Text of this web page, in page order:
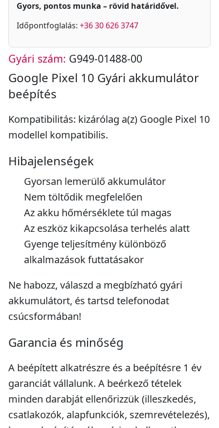
Gyors, pontos munka – rövid határidővel.
Időpontfoglalás: +36 30 626 3747
Gyári szám: G949-01488-00
Google Pixel 10 Gyári akkumulátor
beépítés
Kompatibilitás: kizárólag a(z) Google Pixel 10
modellel kompatibilis.
Hibajelenségek
Gyorsan lemerülő akkumulátor
Nem töltődik megfelelően
Az akku hőmérséklete túl magas
Az eszköz kikapcsolása terhelés alatt
Gyenge teljesítmény különböző
alkalmazások futtatásakor
Ne habozz, válaszd a megbízható gyári
akkumulátort, és tartsd telefonodat
csúcsformában!
Garancia és minőség
A beépített alkatrészre és a beépítésre 1 év
garanciát vállalunk. A beérkező tételek
minden darabját ellenőrizzük (illeszkedés,
csatlakozók, alapfunkciók, szemrevételezés),